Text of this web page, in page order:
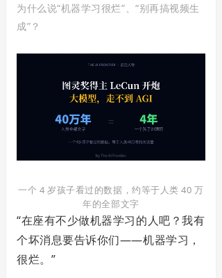
为什么说“机器学习很烂”、“别再搞视频生
成”？
一个 4 岁孩子看过的数据，约等于人类 40 万
年的全部文字
“在座有不少做机器学习的人吧？我有
个坏消息要告诉你们——机器学习，
很烂。”